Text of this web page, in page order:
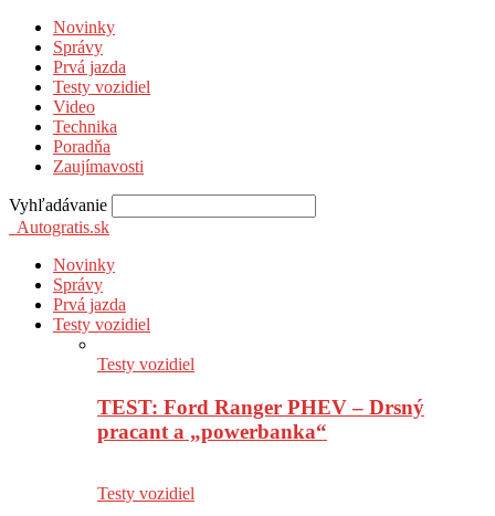
Novinky
Správy
Prvá jazda
Testy vozidiel
Video
Technika
Poradňa
Zaujímavosti
Vyhľadávanie
Autogratis.sk
Novinky
Správy
Prvá jazda
Testy vozidiel
Testy vozidiel
TEST: Ford Ranger PHEV – Drsný
pracant a „powerbanka“
Testy vozidiel